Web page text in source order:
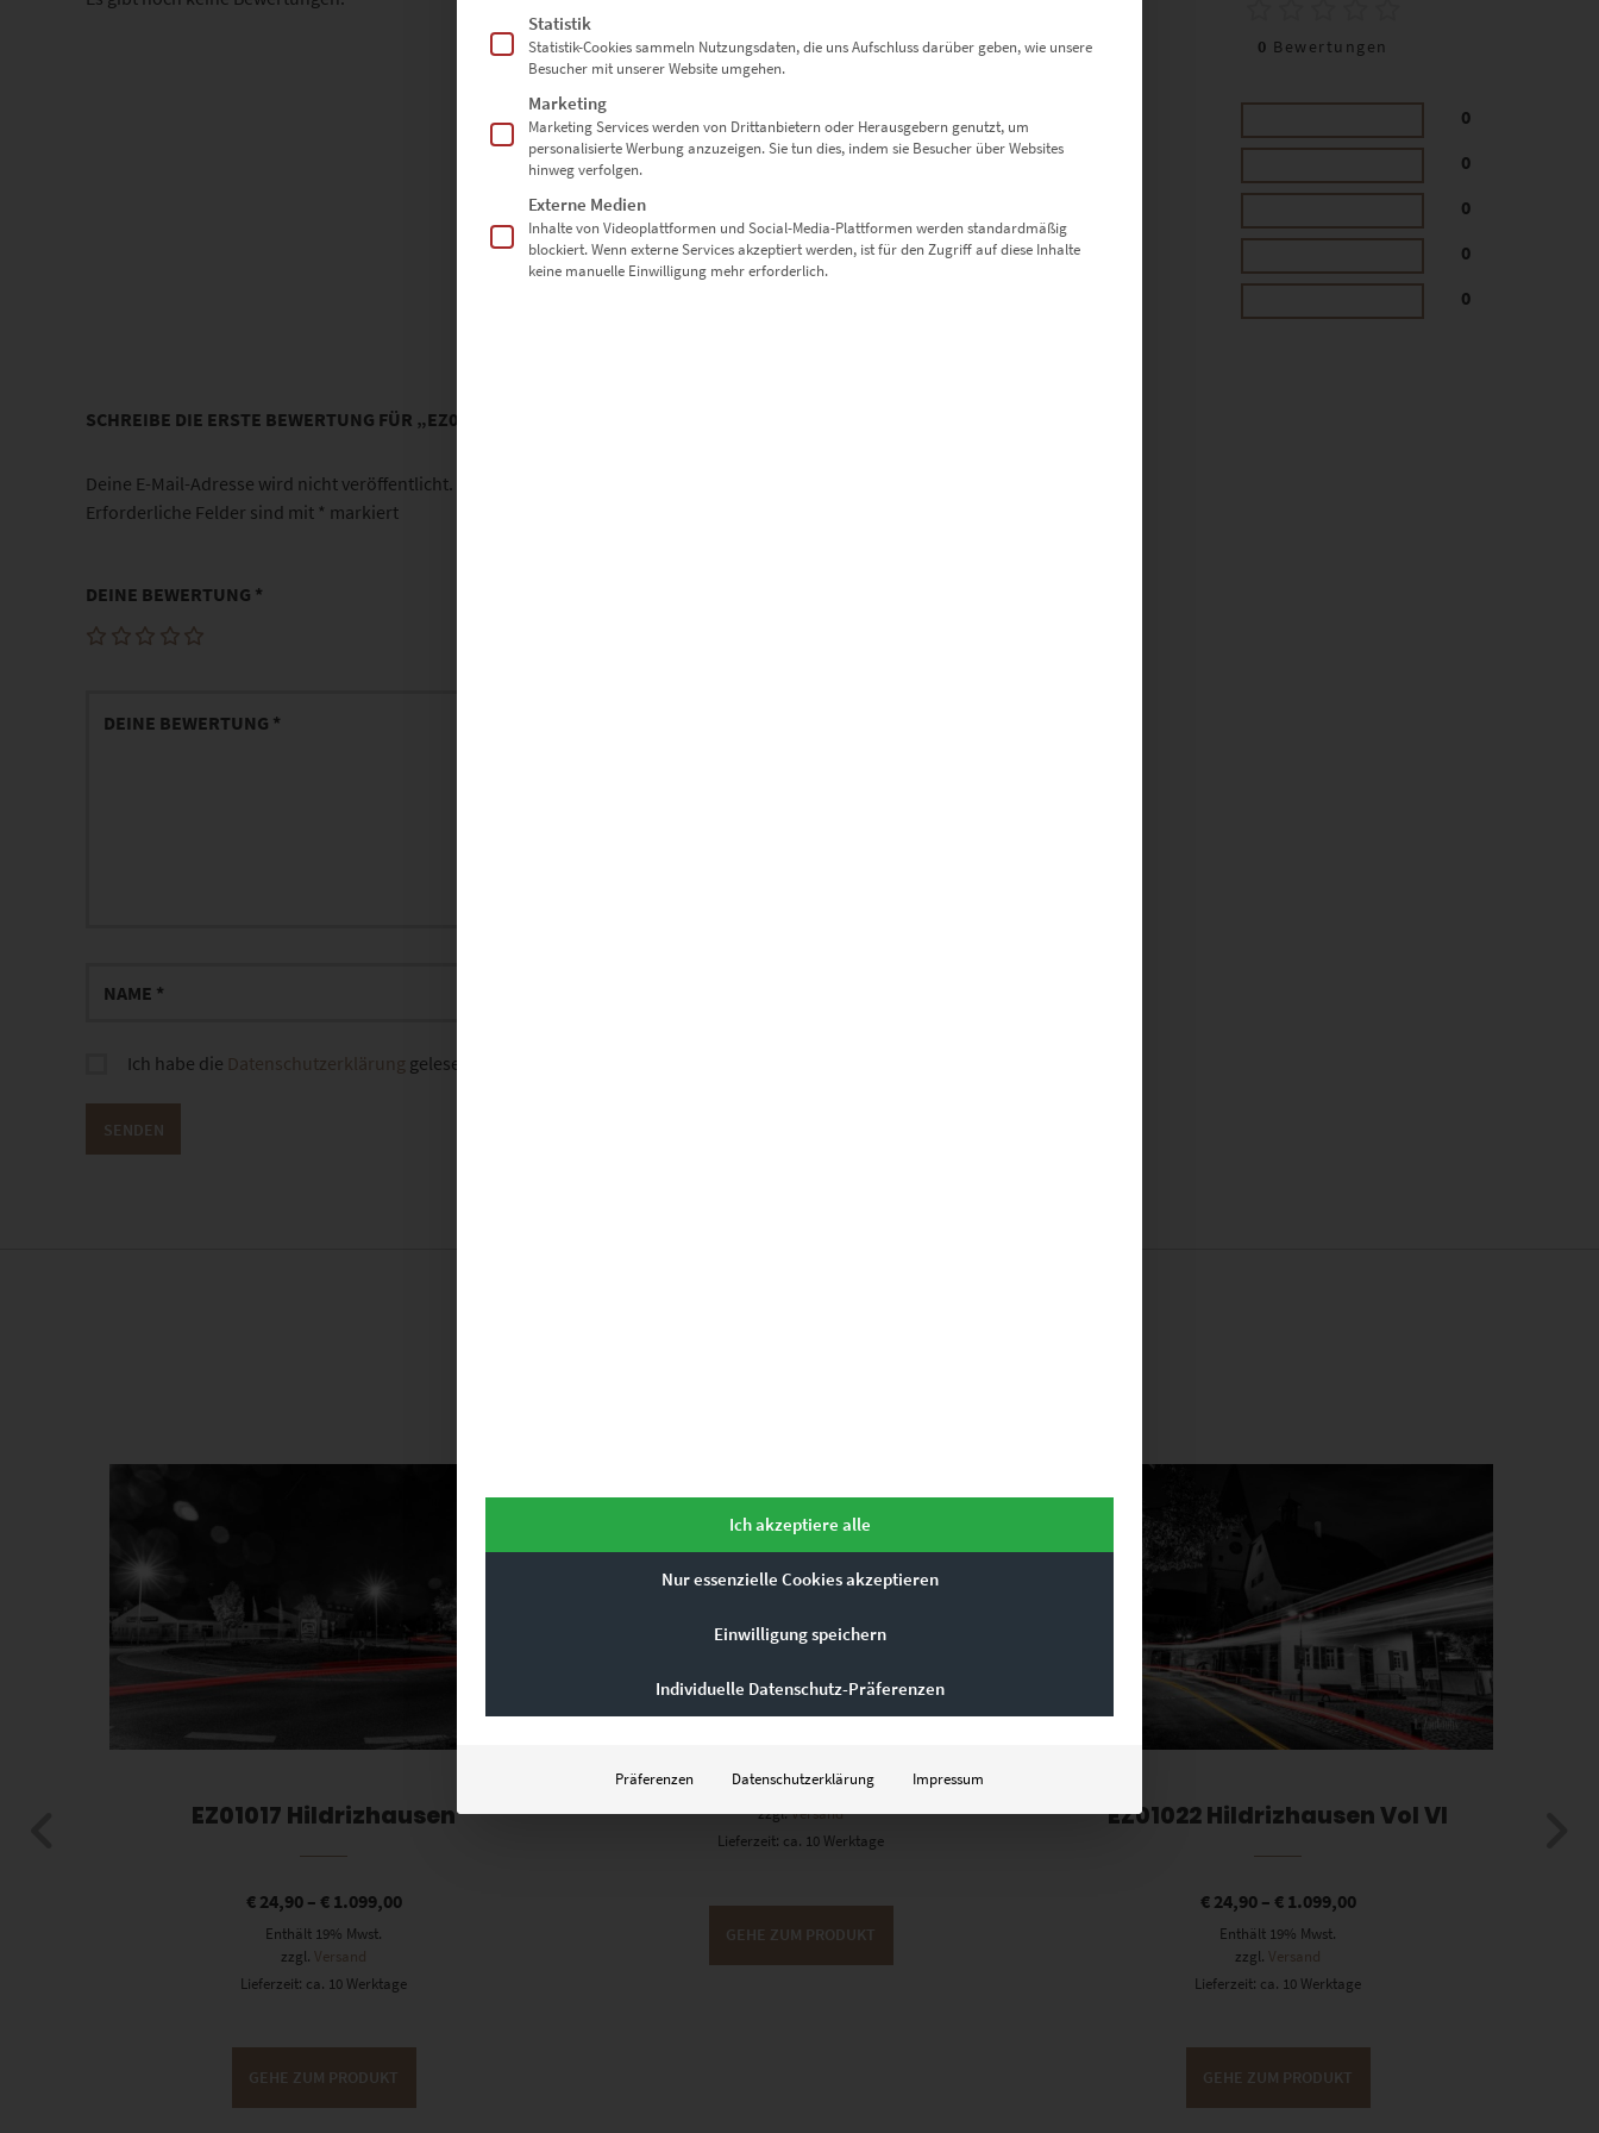
0 Bewertungen
0
0
0
0
0
SCHREIBE DIE ERSTE BEWERTUNG FÜR „EZ01027 ALTDORF 360 BÜRGERHAUS“
Deine E-Mail-Adresse wird nicht veröffentlicht.
Erforderliche Felder sind mit * markiert
DEINE BEWERTUNG *
Ich habe die Datenschutzerklärung gelesen und stimme ihr zu.
Dieses Produkt weist mehrere Varianten auf. Die Optionen können auf der Produktseite gewählt werden
EZ01017 Hildrizhausen
€24,90– €1.099,00
Enthält 19% Mwst.
zzgl.Versand
Lieferzeit: ca. 10 Werktage
GEHE ZUM PRODUKT
Enthält 19% Mwst.
zzgl.Versand
Lieferzeit: ca. 10 Werktage
GEHE ZUM PRODUKT
Dieses Produkt weist mehrere Varianten auf. Die Optionen können auf der Produktseite gewählt werden
EZ01022 Hildrizhausen Vol VI
€24,90– €1.099,00
Enthält 19% Mwst.
zzgl.Versand
Lieferzeit: ca. 10 Werktage
GEHE ZUM PRODUKT
Statistik
Statistik-Cookies sammeln Nutzungsdaten, die uns Aufschluss darüber geben, wie unsere
Besucher mit unserer Website umgehen.
Marketing
Marketing Services werden von Drittanbietern oder Herausgebern genutzt, um
personalisierte Werbung anzuzeigen. Sie tun dies, indem sie Besucher über Websites
hinweg verfolgen.
Externe Medien
Inhalte von Videoplattformen und Social-Media-Plattformen werden standardmäßig
blockiert. Wenn externe Services akzeptiert werden, ist für den Zugriff auf diese Inhalte
keine manuelle Einwilligung mehr erforderlich.
Ich akzeptiere alle
Nur essenzielle Cookies akzeptieren
Einwilligung speichern
Individuelle Datenschutz-Präferenzen
Präferenzen Datenschutzerklärung Impressum